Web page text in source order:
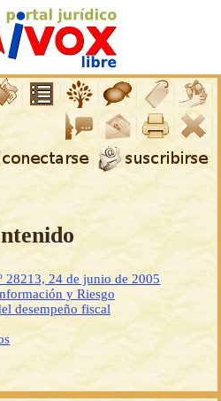
28213, 24 de junio de 2005
y Riesgo
desempeño fiscal